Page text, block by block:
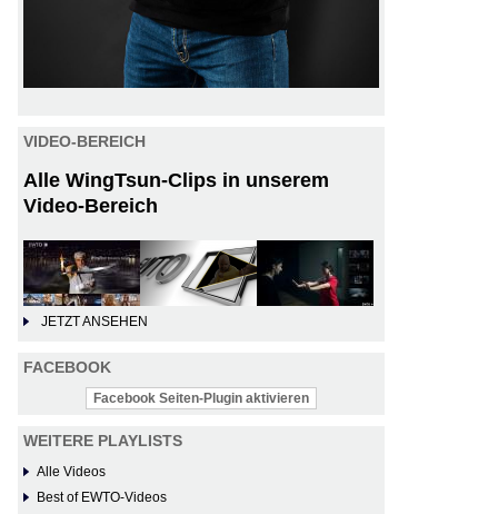
VIDEO-BEREICH
Alle WingTsun-Clips in unserem
Video-Bereich
JETZT ANSEHEN
FACEBOOK
Facebook Seiten-Plugin aktivieren
WEITERE PLAYLISTS
Alle Videos
Best of EWTO-Videos